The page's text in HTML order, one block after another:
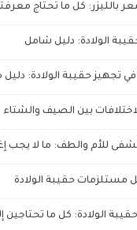
بالليزر: كل ما تحتاج
الولادة: دليل شامل
تجهيز حقيبة الولادة: دليل
بين الصيف والشتاء
للأم والطف: ما لا يجب
مستلزمات حقيبة الولادة
الولادة: كل ما تحتاجين